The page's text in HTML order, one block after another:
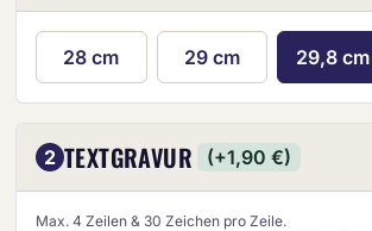
28 cm 29 cm 29,8 cm
2 TEXTGRAVUR (+1,90 €)
Max. 4 Zeilen & 30 Zeichen pro Zeile.